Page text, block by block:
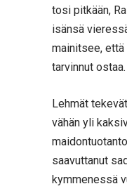
tosi pitkään,
isänsä
mainitsee, että
tarvinnut ostaa.
Lehmät
vähän yli
saavuttanut
kymmenessä